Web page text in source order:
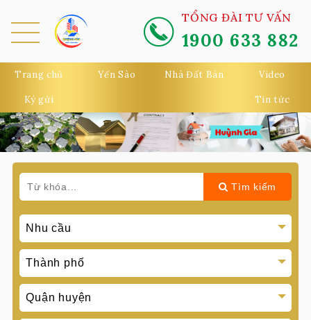
TỔNG ĐÀI TƯ VẤN
1900 633 882
Trang chủ Yến Sào Nhà Đất Bán Video
Ký gửi Tin tức
MEN
Tìm kiếm